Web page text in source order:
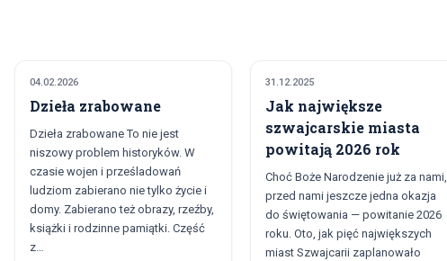
KULTURA I ROZRYWKA
04.02.2026
Dzieła zrabowane
Dzieła zrabowane To nie jest
niszowy problem historyków. W
czasie wojen i prześladowań
ludziom zabierano nie tylko życie i
domy. Zabierano też obrazy, rzeźby,
książki i rodzinne pamiątki. Część
z…
KULTURA I ROZRYWKA
31.12.2025
Jak największe
szwajcarskie miasta
powitają 2026 rok
Choć Boże Narodzenie już za nami,
przed nami jeszcze jedna okazja
do świętowania — powitanie 2026
roku. Oto, jak pięć największych
miast Szwajcarii zaplanowało